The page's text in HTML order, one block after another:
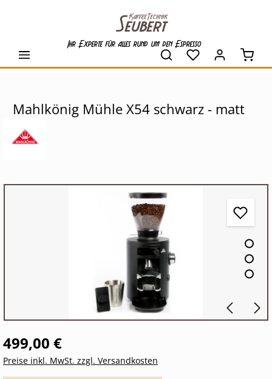
Ihr Experte für alles rund um den Espresso
Mahlkönig Mühle X54 schwarz - matt
499,00 €
Preise inkl. MwSt. zzgl. Versandkosten